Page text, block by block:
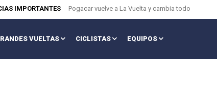
IMPORTANTES Pogacar vuelve a La Vuelta y cambia todo
VUELTAS CICLISTAS EQUIPOS